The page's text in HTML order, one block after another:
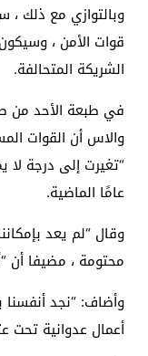
وبالتوازي مع ذلك ،
قوات الأمن ،
الشريكة المتحالفة.
في طبعة الأحد من
والاس أن القوات
“تغيرت إلى درجة لا
عامًا الماضية.
وقال “لم يعد
محتومة ، مضيفا أن
وأضاف: “نجد أنفسنا
أعمال عدوانية تحت